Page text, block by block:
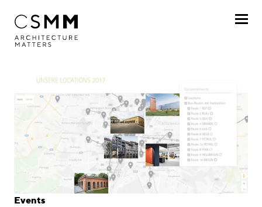
Services
Projects
Journal
Awards
Events